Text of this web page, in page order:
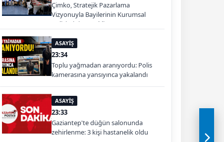
Çimko, Stratejik Pazarlama
Vizyonuyla Bayilerinin Kurumsal
Gelişimini Destekliyor
ASAYİŞ
23:34
Toplu yağmadan aranıyordu: Polis
kamerasına yansıyınca yakalandı
ASAYİŞ
23:33
Gaziantep'te düğün salonunda
zehirlenme: 3 kişi hastanelik oldu